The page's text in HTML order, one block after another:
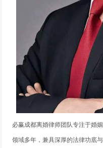
必赢成都离婚律师团队专注于婚
领域多年，兼具深厚的法律功底